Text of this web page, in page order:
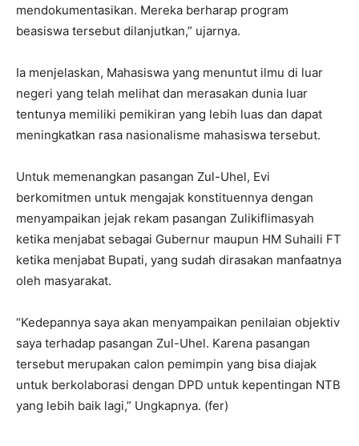
mendokumentasikan. Mereka berharap program
beasiswa tersebut dilanjutkan,” ujarnya.
Ia menjelaskan, Mahasiswa yang menuntut ilmu di luar
negeri yang telah melihat dan merasakan dunia luar
tentunya memiliki pemikiran yang lebih luas dan dapat
meningkatkan rasa nasionalisme mahasiswa tersebut.
Untuk memenangkan pasangan Zul-Uhel, Evi
berkomitmen untuk mengajak konstituennya dengan
menyampaikan jejak rekam pasangan Zulikiflimasyah
ketika menjabat sebagai Gubernur maupun HM Suhaili FT
ketika menjabat Bupati, yang sudah dirasakan manfaatnya
oleh masyarakat.
“Kedepannya saya akan menyampaikan penilaian objektiv
saya terhadap pasangan Zul-Uhel. Karena pasangan
tersebut merupakan calon pemimpin yang bisa diajak
untuk berkolaborasi dengan DPD untuk kepentingan NTB
yang lebih baik lagi,” Ungkapnya. (fer)